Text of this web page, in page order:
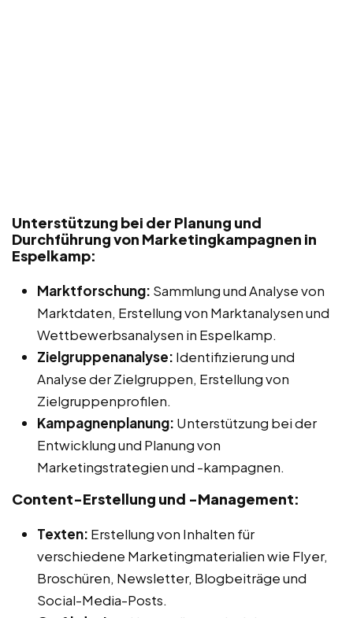
Unterstützung bei der Planung und
Durchführung von Marketingkampagnen in
Espelkamp:
Marktforschung: Sammlung und Analyse von
Marktdaten, Erstellung von Marktanalysen und
Wettbewerbsanalysen in Espelkamp.
Zielgruppenanalyse: Identifizierung und
Analyse der Zielgruppen, Erstellung von
Zielgruppenprofilen.
Kampagnenplanung: Unterstützung bei der
Entwicklung und Planung von
Marketingstrategien und -kampagnen.
Content-Erstellung und -Management:
Texten: Erstellung von Inhalten für
verschiedene Marketingmaterialien wie Flyer,
Broschüren, Newsletter, Blogbeiträge und
Social-Media-Posts.